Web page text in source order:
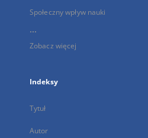
Społeczny wpływ nauki
...
Zobacz więcej
Indeksy
Tytuł
Autor